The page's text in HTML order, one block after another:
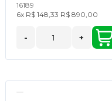
16189
6x R$ 148,33 R$ 890,00
- +